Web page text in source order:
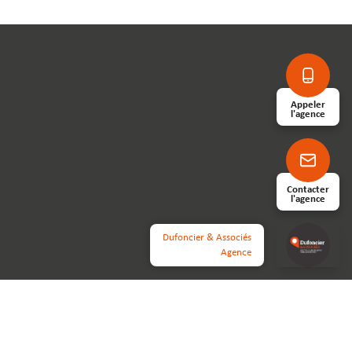
Dufoncier & Associés
Agence
Appeler
l'agence
Contacter
l'agence